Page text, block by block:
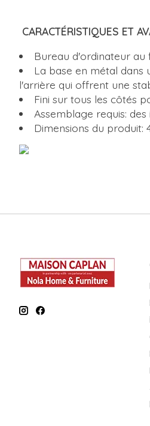
CARACTÉRISTIQUES ET
Bureau d'ordinateur
La base en métal dans
l'arrière qui offrent une
Fini sur tous les côtés
Assemblage requis:
Dimensions du produit: